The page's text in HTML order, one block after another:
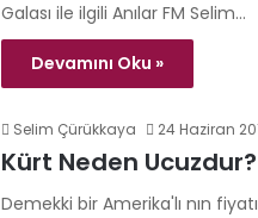
Galası ile ilgili Anılar FM Selim…
Devamını Oku »
Selim Çürükkaya 24 Haziran
Kürt Neden Ucuzdur?
Demekki bir Amerika'lı nın